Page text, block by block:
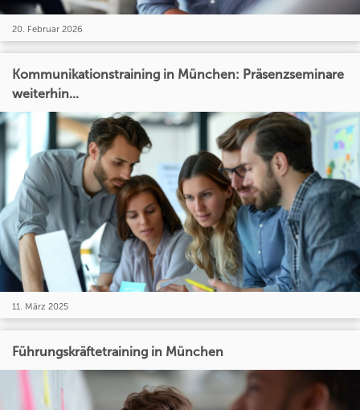
20. Februar 2026
Kommunikationstraining in München: Präsenzseminare
weiterhin...
11. März 2025
Führungskräftetraining in München